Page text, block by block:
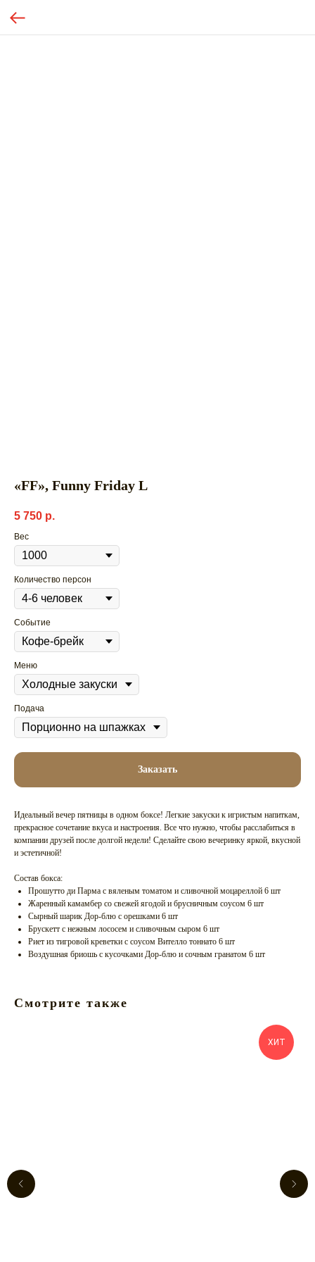
«FF», Funny Friday L
5 750 р.
Вес
Количество персон
Событие
Меню
Подача
Заказать
Идеальный вечер пятницы в одном боксе! Легкие закуски к игристым напиткам,
прекрасное сочетание вкуса и настроения. Все что нужно, чтобы расслабиться в
компании друзей после долгой недели! Сделайте свою вечеринку яркой, вкусной
и эстетичной!
Состав бокса:
Прошутто ди Парма с вяленым томатом и сливочной моцареллой 6 шт
Жаренный камамбер со свежей ягодой и брусничным соусом 6 шт
Сырный шарик Дор-блю с орешками 6 шт
Брускетт с нежным лососем и сливочным сыром 6 шт
Риет из тигровой креветки с соусом Вителло тоннато 6 шт
Воздушная бриошь с кусочками Дор-блю и сочным гранатом 6 шт
Смотрите также
ХИТ